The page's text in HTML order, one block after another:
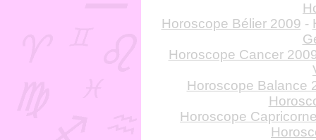
Horoscope Bélier 2009 -
Horoscope Cancer
Horoscope Balance
Horoscope